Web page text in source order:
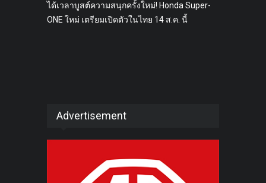
ได้เวลาบูสต์ความสนุกครั้งใหม่! Honda Super-
ONE ใหม่ เตรียมเปิดตัวในไทย 14 ส.ค. นี้
Advertisement